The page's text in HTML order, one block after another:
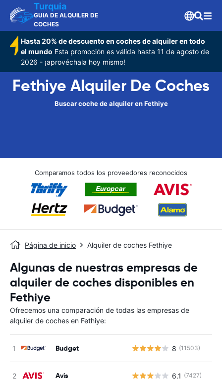
Turquia
GUIA DE ALQUILER DE
COCHES
Hasta 20% de descuento en coches de alquiler en todo
el mundo Esta promoción es válida hasta 11 de agosto de
2026 - ¡aprovéchala hoy mismo!
Fethiye Alquiler De Coches
Buscar coche de alquiler en Fethiye
Comparamos todos los proveedores reconocidos
Página de inicio Alquiler de coches Fethiye
Algunas de nuestras empresas de
alquiler de coches disponibles en
Fethiye
Ofrecemos una comparación de todas las empresas de
alquiler de coches en Fethiye:
Budget 8 (11503)
Avis 6.1 (7427)